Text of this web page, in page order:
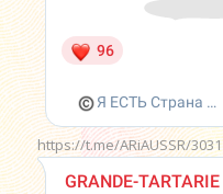
https://t.me/ARiAUSSR/3031